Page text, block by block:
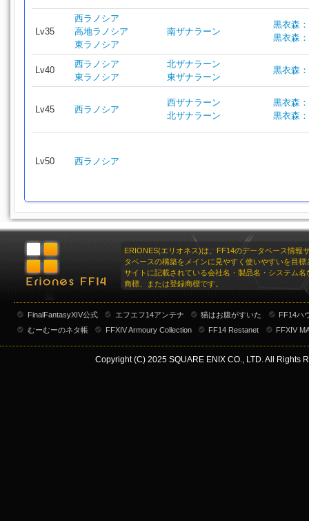
Lv35
西ラノシア
高地ラノシア
東ラノシア
南ザナラーン
黒衣森
黒衣森
Lv40
西ラノシア
東ラノシア
北ザナラーン
東ザナラーン
黒衣森
Lv45 西ラノシア
西ザナラーン
北ザナラーン
黒衣森
黒衣森
Lv50 西ラノシア
ERIONES(エリオネス)は、FF14のデータベース情報
タベースの構築をメインに見やすく使いやすいを目標
サイトに記載されている会社名・製品名・システム名
商標、または登録商標です。
FinalFantasyXIV公式 エフエフ14アンテナ 猫はお腹がすいた
FF14ハ
むーむーのネタ帳
FFXIV Armoury Collection FF14 Restanet FFXIV
Copyright (C) 2025 SQUARE ENIX CO., LTD. All Rights